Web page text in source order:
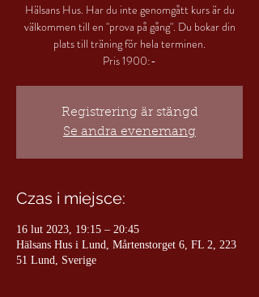
Hälsans Hus. Har du inte genomgått kurs är du
välkommen till en "prova på gång". Du bokar din
plats till träning för hela terminen.
Pris 1900:-
Registrering är stängd
Se andra evenemang
Czas i miejsce:
16 lut 2023, 19:15 – 20:45
Hälsans Hus i Lund, Mårtenstorget 6, FL 2, 223
51 Lund, Sverige